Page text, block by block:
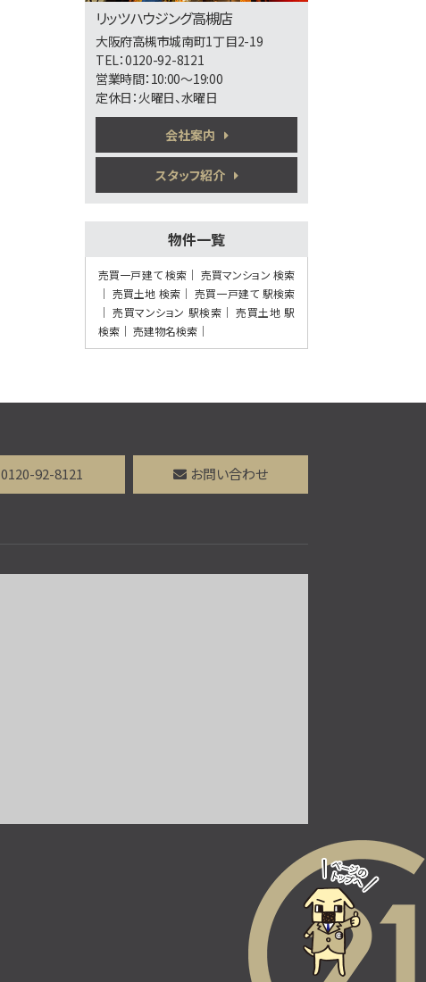
3ＬＤＫ
東海道本線 摂津富田駅
バス27分 今城塚古墳前下
車 バス停 徒歩1分
第6位
3,998万円
4ＬＤＫ
東海道本線 吹田駅 バス
18分 吹田第二中学校前
第7位
3,188万円
4ＬＤＫ
茨木駅
駅 バス12分 芝生住宅東
口下車 バス停 徒歩3分
4ＬＤＫ
リッツハウジング高槻店
大阪府高槻市城南町1丁目2-19
TEL：0120-92-8121
営業時間：10:00～19:00
定休日：火曜日、水曜日
会社案内
スタッフ紹介
物件一覧
売買一戸建て 検索
売買マンション 検索
売買土地 検索
売買一戸建て 駅検索
売買マンション 駅検索
売買土地 駅
検索
売建物名検索
0120-92-8121 お問い合わせ